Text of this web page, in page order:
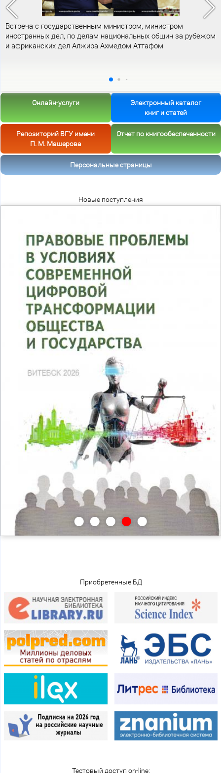
Встреча с государственным министром, министром
иностранных дел, по делам национальных общин за рубежом
и африканских дел Алжира Ахмедом Аттафом
Онлайн-услуги
Электронный каталог
книг и статей
Репозиторий ВГУ имени
П. М. Машерова
Отчет по книгообеспеченности
Персональные страницы
Новые поступления
•••••
Приобретенные БД
Тестовый доступ on-line: